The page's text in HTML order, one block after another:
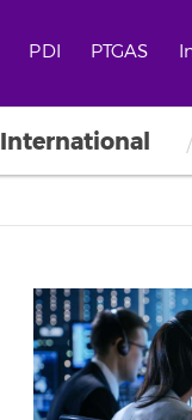
PDI PTGAS
International